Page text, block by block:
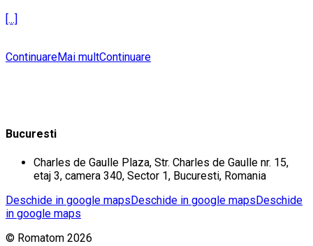
[...]
ContinuareMai multContinuare
Bucuresti
Charles de Gaulle Plaza, Str. Charles de Gaulle nr. 15,
etaj 3, camera 340, Sector 1, Bucuresti, Romania
Deschide in google mapsDeschide in google mapsDeschide
in google maps
© Romatom 2026